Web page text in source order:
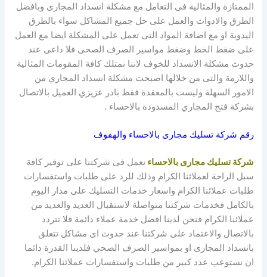
الممتازة والمثالية فى التعامل مع مشكلة انسداد المجارى وبافضل
الطرق والادوات والعمل على حل جميع المشاكل سواء بالطرق
اليدوية او مع اضافة المواد التى تعمل على المشكلة ايضا مع العمل
على ضغط الخط وضغط مواسير الصرف الصحى فلا داعى عند
حدوث مشكلة الانسداد للخوف لاننا نمتلك كافة المقومات المثالية
واللازمة والتى من خلالها اصبحت مشكلة انسداد المجاري من
الامور السهلة وليست بالمعقدة فقط بادر عزيزي العميل بالاتصال
بشركة فتح المجاري المسدودة بالاحساء .
رقم شركة تسليك مجارى بالاحساء والهفوف
شركة تسليك مجارى بالاحساء نعمل فى شركتنا على توفير كافة
سبل الراحة لعملائنا الكرام وذلك للرد على طلبات واستفسارات
طلبات عملائنا الكرام واسعار خدمات التسليك على مدار اليوم
بالكامل فخدمات شركتنا متواصلة لاستقبال العديد والعديد من
عملائنا الكرام فنحن لدينا افضل خدمة عملاء دائمة فلا تتردد
بالاتصال والاعتماد على شركتنا عند حدوث اى مشاكل تتعلق
بانسداد المجارى او بمواسير الصرف الصحي فلدينا القدرة دائما
ان نستوعب عدد كبير من طلبات واستفسارات عملائنا الكرام.